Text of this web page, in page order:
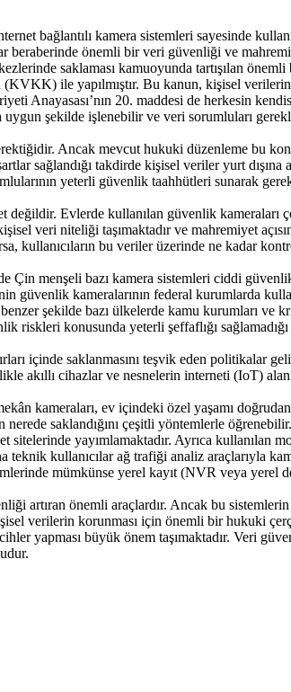
bağlantılı kamera sistemleri sayesinde
önemli bir veri güvenliği ve
saklaması kamuoyunda tartışılan
ile yapılmıştır. Bu kanun, kişisel
Anayasası’nın 20. maddesi de herkesin
uygun şekilde işlenebilir ve veri sorumluları
Ancak mevcut hukuki düzenleme bu
sağlandığı takdirde kişisel veriler yurt
yeterli güvenlik taahhütleri sunarak
Evlerde kullanılan güvenlik kameraları
veri niteliği taşımaktadır ve mahremiyet
kullanıcıların bu veriler üzerinde ne kadar
menşeli bazı kamera sistemleri ciddi
kameralarının federal kurumlarda
şekilde bazı ülkelerde kamu kurumları ve
riskleri konusunda yeterli şeffaflığı
içinde saklanmasını teşvik eden politikalar
akıllı cihazlar ve nesnelerin interneti (IoT)
kameraları, ev içindeki özel yaşamı
saklandığını çeşitli yöntemlerle
yayımlamaktadır. Ayrıca kullanılan
kullanıcılar ağ trafiği analiz araçlarıyla
mümkünse yerel kayıt (NVR veya yerel
artıran önemli araçlardır. Ancak bu
verilerin korunması için önemli bir hukuki
yapması büyük önem taşımaktadır. Veri